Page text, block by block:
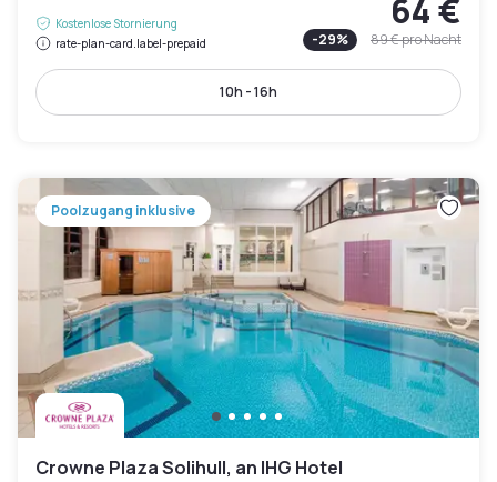
Kostenlose Stornierung
rate-plan-card.label-prepaid
64 €
-29% 89 €pro Nacht
10h - 16h
Poolzugang inklusive
Crowne Plaza Solihull, an IHG Hotel